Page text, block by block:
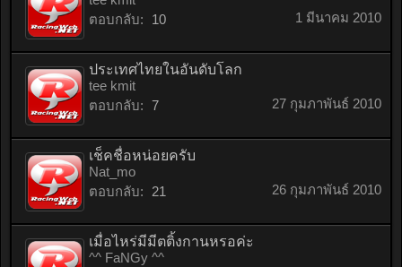
ตอบกลับ:
10 1 มีนาคม 2010
ประเทศไทยในอันดับโลก
tee kmit
ตอบกลับ: 7 27 กุมภาพันธ์ 2010
เช็คชื่อหน่อยครับ
Nat_mo
ตอบกลับ:
21 26 กุมภาพันธ์ 2010
เมื่อไหร่มีมีตติ้งกานหรอค่ะ
^^ FaNGy ^^